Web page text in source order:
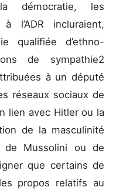
démocratie, les
l’ADR incluraient,
qualifiée d’ethno-
de sympathie2
à un député
réseaux sociaux de
lien avec Hitler ou la
de la masculinité
de Mussolini ou de
que certains de
propos relatifs au